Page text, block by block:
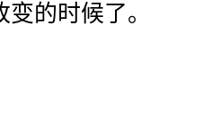
的时候了。